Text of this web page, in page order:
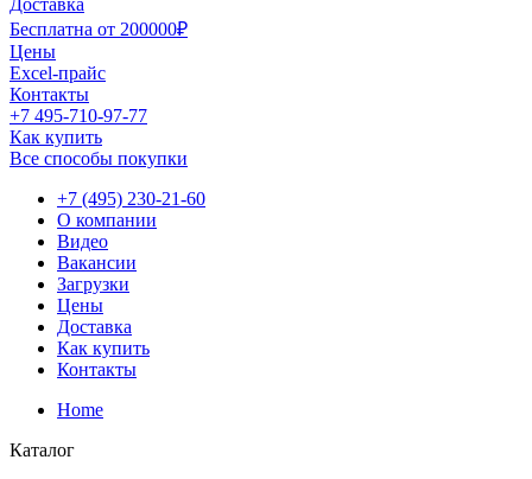
Доставка
Бесплатна от 200000₽
Цены
Excel-прайс
Контакты
+7 495-710-97-77
Как купить
Все способы покупки
+7 (495) 230-21-60
О компании
Видео
Вакансии
Загрузки
Цены
Доставка
Как купить
Контакты
Home
Каталог